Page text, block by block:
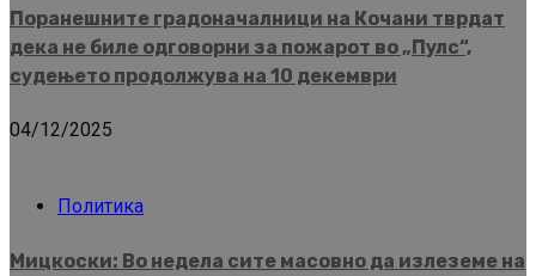
Поранешните градоначалници на Кочани тврдат
дека не биле одговорни за пожарот во „Пулс“,
судењето продолжува на 10 декември
04/12/2025
Политика
Мицкоски: Во недела сите масовно да излеземе на